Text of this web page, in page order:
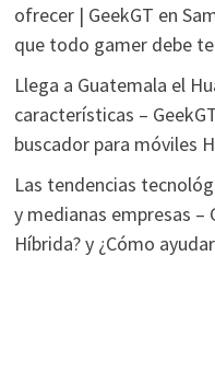
ofrecer | GeekGT en
que todo gamer debe
Llega a Guatemala el
características –
buscador para móviles
Las tendencias
y medianas empresas –
Híbrida? y ¿Cómo